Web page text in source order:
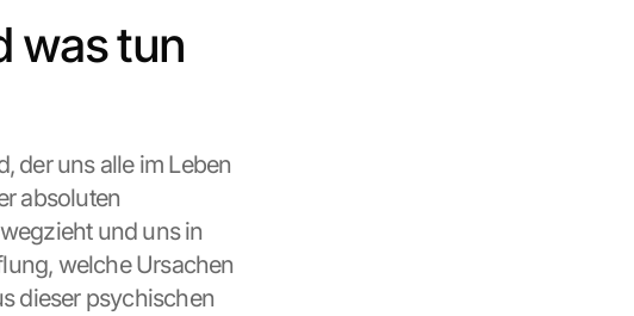
was tun
der uns alle im Leben
absoluten
und uns in
welche Ursachen
dieser psychischen